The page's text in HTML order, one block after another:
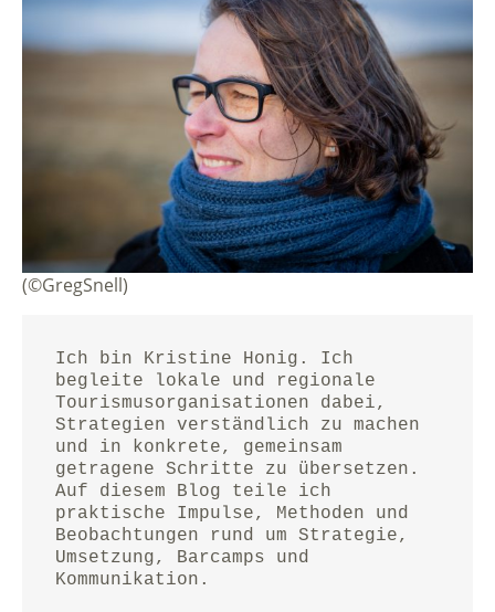
(©GregSnell)
Ich bin Kristine Honig. Ich
begleite lokale und regionale
Tourismusorganisationen dabei,
Strategien verständlich zu machen
und in konkrete, gemeinsam
getragene Schritte zu übersetzen.
Auf diesem Blog teile ich
praktische Impulse, Methoden und
Beobachtungen rund um Strategie,
Umsetzung, Barcamps und
Kommunikation.